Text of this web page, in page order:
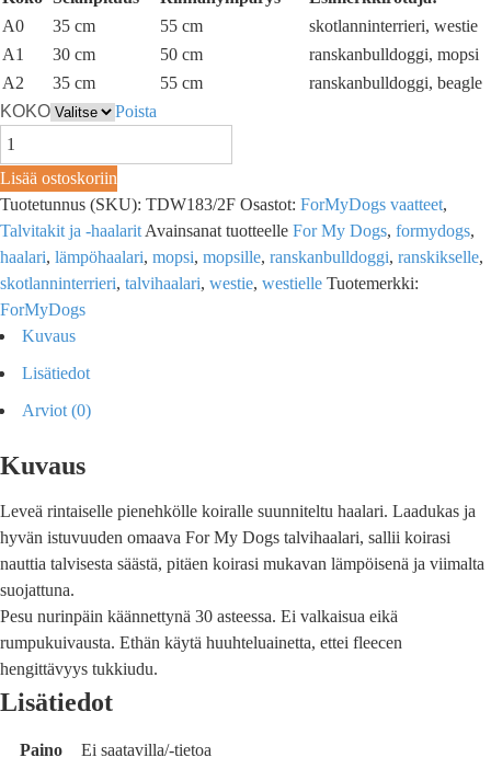
A0
35 cm 55 cm
skotlanninterrieri, westie
A1
30 cm 50 cm
ranskanbulldoggi, mopsi
A2
35 cm 55 cm
ranskanbulldoggi, beagle
KOKO
Poista
Lisää ostoskoriin
Tuotetunnus (SKU): TDW183/2F Osastot: ForMyDogs vaatteet,
Talvitakit ja -haalarit Avainsanat tuotteelle For My Dogs, formydogs,
haalari, lämpöhaalari, mopsi, mopsille, ranskanbulldoggi, ranskikselle,
skotlanninterrieri, talvihaalari, westie, westielle Tuotemerkki:
ForMyDogs
Kuvaus
Lisätiedot
Arviot (0)
Kuvaus
Leveä rintaiselle pienehkölle koiralle suunniteltu haalari. Laadukas ja
hyvän istuvuuden omaava For My Dogs talvihaalari, sallii koirasi
nauttia talvisesta säästä, pitäen koirasi mukavan lämpöisenä ja viimalta
suojattuna.
Pesu nurinpäin käännettynä 30 asteessa. Ei valkaisua eikä
rumpukuivausta. Ethän käytä huuhteluainetta, ettei fleecen
hengittävyys tukkiudu.
Lisätiedot
Paino Ei saatavilla/-tietoa